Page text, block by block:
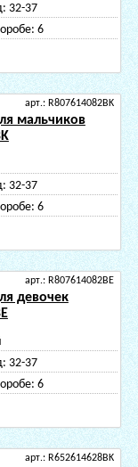
32-37
6
арт.: R807614082BK
мальчиков
32-37
6
арт.: R807614082BE
девочек
32-37
6
арт.: R652614628BK